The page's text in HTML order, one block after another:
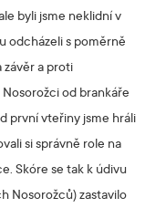
byli jsme neklidní v
odcházeli s poměrně
závěr a proti
od brankáře
první vteřiny jsme hráli
si správně role na
Skóre se tak k údivu
Nosorožců) zastavilo